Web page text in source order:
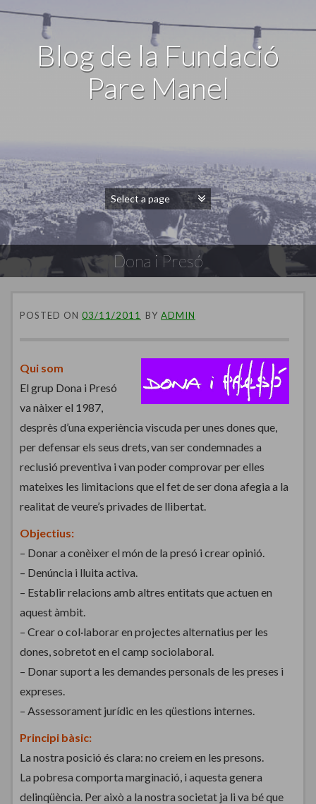
Blog de la Fundació
Pare Manel
Dona i Presó
POSTED ON 03/11/2011 BY ADMIN
Qui som
El grup Dona i Presó
va nàixer el 1987,
desprès d’una experiència viscuda per unes dones que,
per defensar els seus drets, van ser condemnades a
reclusió preventiva i van poder comprovar per elles
mateixes les limitacions que el fet de ser dona afegia a la
realitat de veure’s privades de llibertat.
Objectius:
– Donar a conèixer el món de la presó i crear opinió.
– Denúncia i lluita activa.
– Establir relacions amb altres entitats que actuen en
aquest àmbit.
– Crear o col·laborar en projectes alternatius per les
dones, sobretot en el camp sociolaboral.
– Donar suport a les demandes personals de les preses i
expreses.
– Assessorament jurídic en les qüestions internes.
Principi bàsic:
La nostra posició és clara: no creiem en les presons.
La pobresa comporta marginació, i aquesta genera
delinqüència. Per això a la nostra societat ja li va bé que